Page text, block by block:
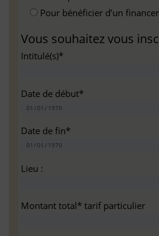
Pour bénéficier d’un
Vous souhaitez vous
Intitulé(s)*
Date de début*
Date de fin*
Lieu :
Montant total* tarif particulier